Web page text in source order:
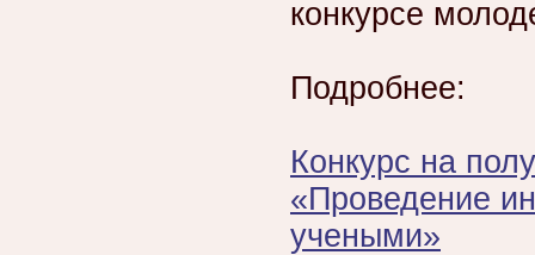
конкурсе
Подробнее:
Конкурс на
«Проведение
учеными»